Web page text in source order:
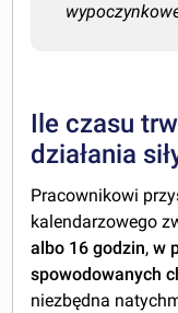
Ile czasu
działania
Pracownikowi
kalendarzowego
albo 16 godzin,w
spowodowanych
niezbędna